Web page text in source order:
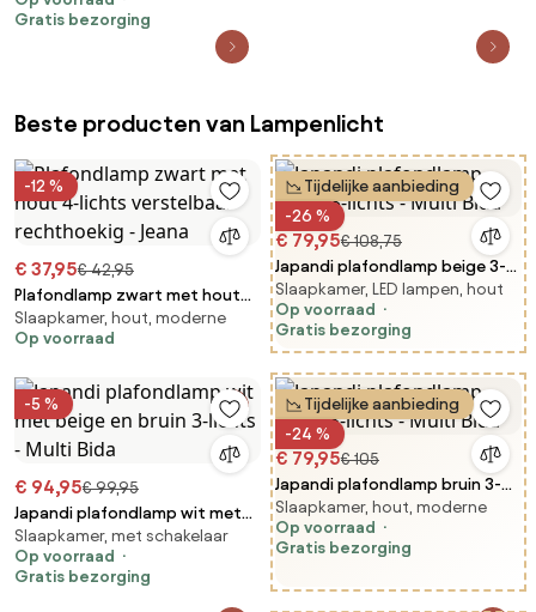
Gratis bezorging
Beste producten van Lampenlicht
-12 %
€ 37,95€ 42,95
Plafondlamp zwart met hout
4-lichts verstelbaar
rechthoekig - Jeana
Slaapkamer, hout, moderne
Op voorraad
Tijdelijke aanbieding
-26 %
€ 79,95€ 108,75
Japandi plafondlamp beige 3-
lichts - Multi Bida
Slaapkamer, LED lampen, hout
Op voorraad
Gratis bezorging
-5 %
€ 94,95€ 99,95
Japandi plafondlamp wit met
beige en bruin 3-lichts - Multi
Bida
Slaapkamer, met schakelaar
Op voorraad
Gratis bezorging
Tijdelijke aanbieding
-24 %
€ 79,95€ 105
Japandi plafondlamp bruin 3-
lichts - Multi Bida
Slaapkamer, hout, moderne
Op voorraad
Gratis bezorging